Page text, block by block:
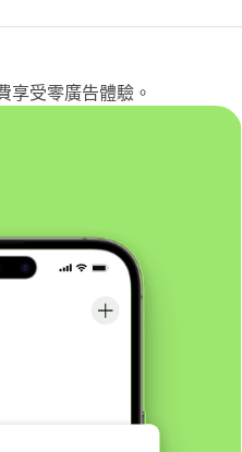
享受零廣告體驗。